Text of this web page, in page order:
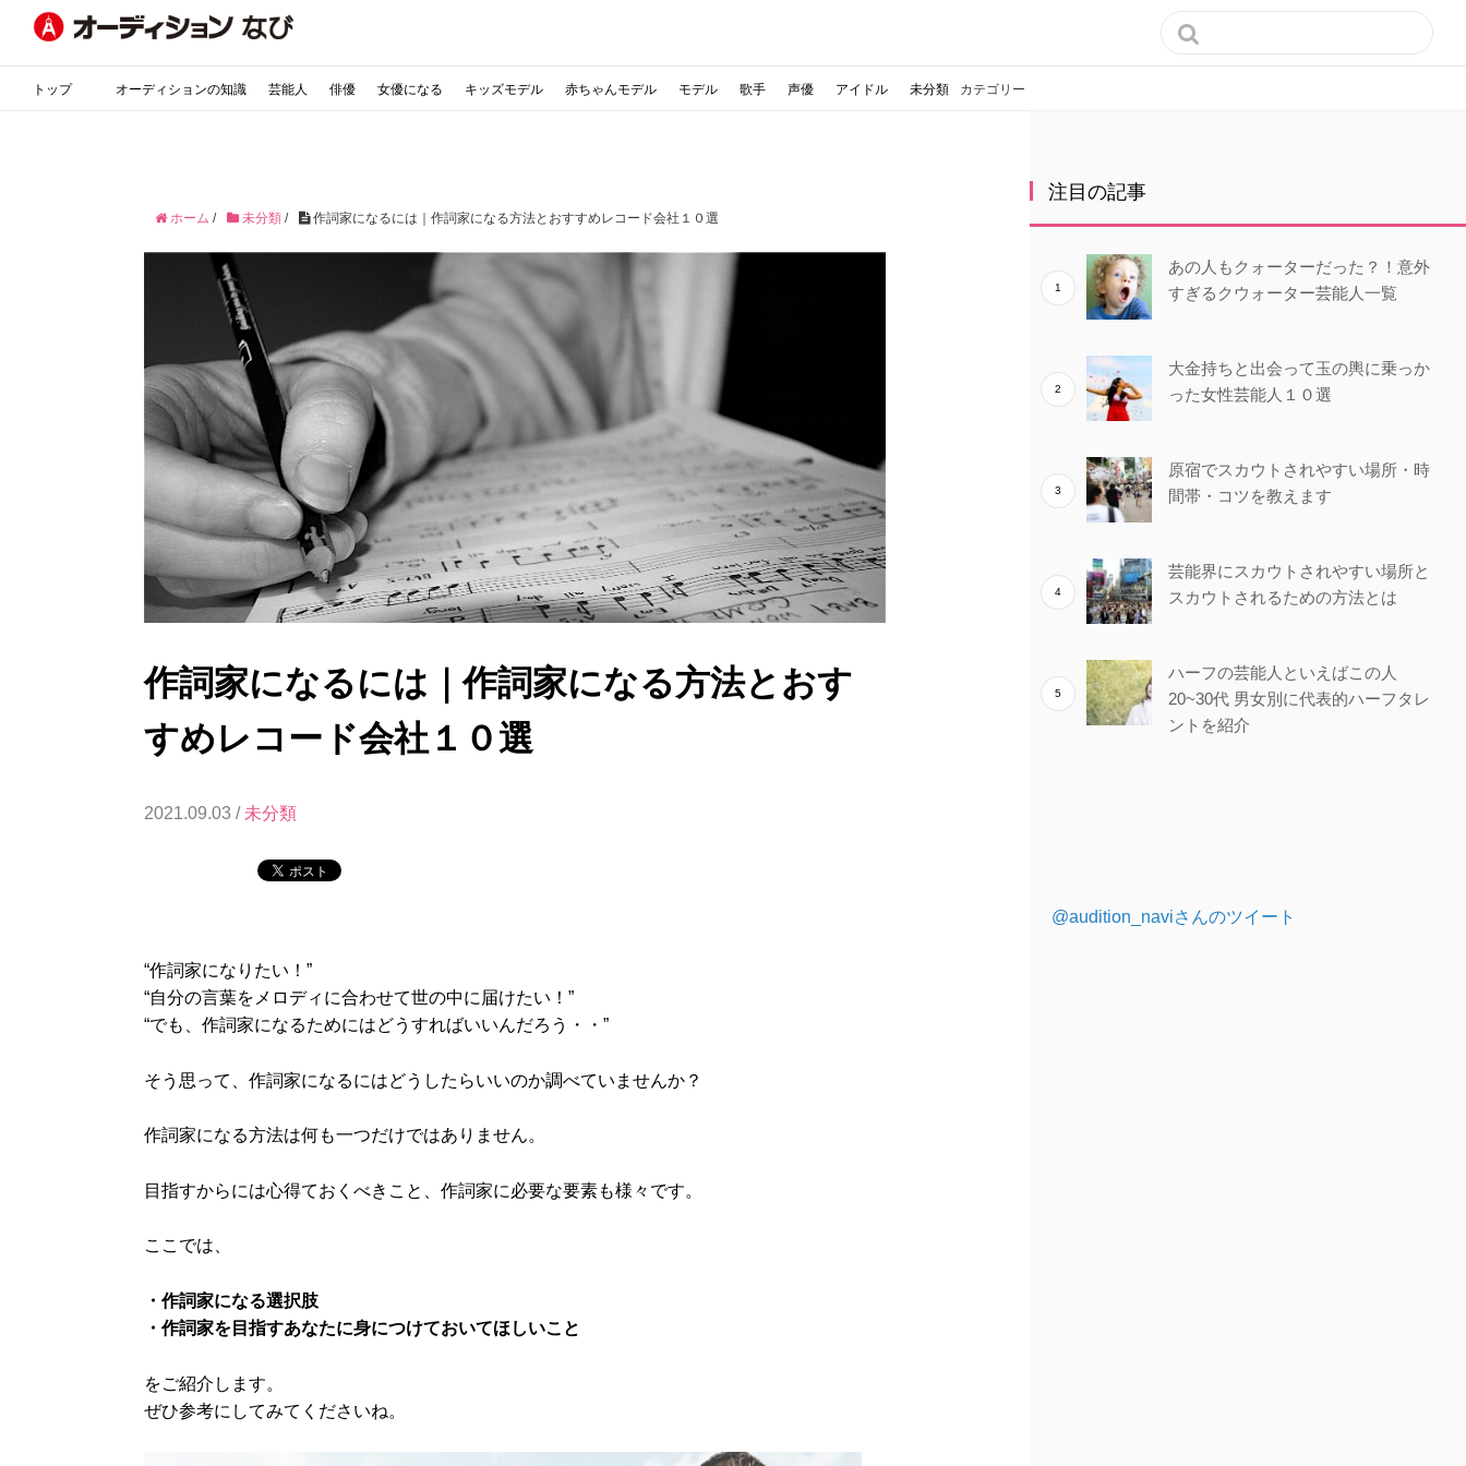

トップ カテゴリー
オーディションの知識 芸能人 俳優 女優になる キッズモデル 赤ちゃんモデル モデル 歌手 声優 アイドル 未分類
ホーム / 未分類 / 作詞家になるには｜作詞家になる方法とおすすめレコード会社１０選
作詞家になるには｜作詞家になる方法とおす
すめレコード会社１０選
2021.09.03 / 未分類
“作詞家になりたい！”
“自分の言葉をメロディに合わせて世の中に届けたい！”
“でも、作詞家になるためにはどうすればいいんだろう・・”
そう思って、作詞家になるにはどうしたらいいのか調べていませんか？
作詞家になる方法は何も一つだけではありません。
目指すからには心得ておくべきこと、作詞家に必要な要素も様々です。
ここでは、
・作詞家になる選択肢
・作詞家を目指すあなたに身につけておいてほしいこと
をご紹介します。
ぜひ参考にしてみてくださいね。
注目の記事
あの人もクォーターだった？！意外
すぎるクウォーター芸能人一覧
大金持ちと出会って玉の輿に乗っか
った女性芸能人１０選
原宿でスカウトされやすい場所・時
間帯・コツを教えます
芸能界にスカウトされやすい場所と
スカウトされるための方法とは
ハーフの芸能人といえばこの人
20~30代 男女別に代表的ハーフタレ
ントを紹介
@audition_naviさんのツイート